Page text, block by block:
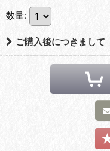
数量:
ご購入後につきまして